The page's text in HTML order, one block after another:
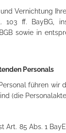
Vernichtung
ff. BayBG,
sowie in
Personals
führen wir
(die
Art. 85 Abs. 1